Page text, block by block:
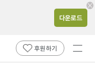
다운로드
후원하기
전체